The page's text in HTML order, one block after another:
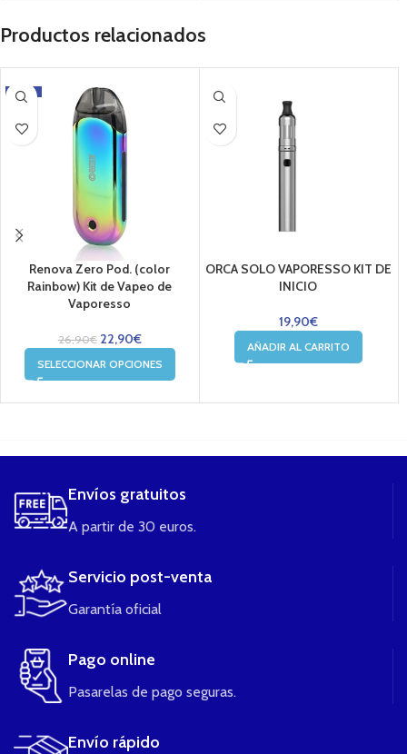
Productos relacionados
-15%
Renova Zero Pod. (color
Rainbow) Kit de Vapeo de
Vaporesso
26,90€ 22,90€
SELECCIONAR OPCIONES
ORCA SOLO VAPORESSO KIT DE
INICIO
19,90€
AÑADIR AL CARRITO
Envíos gratuitos
A partir de 30 euros.
Servicio post-venta
Garantía oficial
Pago online
Pasarelas de pago seguras.
Envío rápido